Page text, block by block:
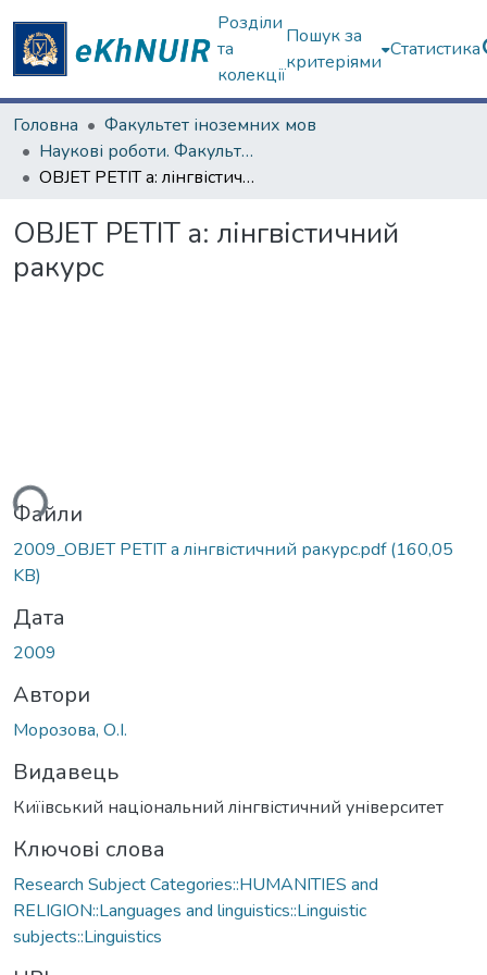
Розділи
та
колекції
Пошук за
критеріями
Статистика
Головна
Факультет іноземних мов
Наукові роботи. Факультет іноземних мов
OBJET PETIT a: лінгвістичний ракурс
OBJET PETIT a: лінгвістичний
ракурс
Файли
2009_OBJET PETIT а лінгвістичний ракурс.pdf(160,05
KB)
Дата
2009
Автори
Морозова, О.І.
Видавець
Киїівський національний лінгвістичний університет
Ключові слова
Research Subject Categories::HUMANITIES and
RELIGION::Languages and linguistics::Linguistic
subjects::Linguistics